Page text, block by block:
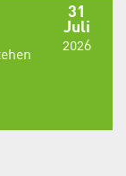
31
Juli
2026